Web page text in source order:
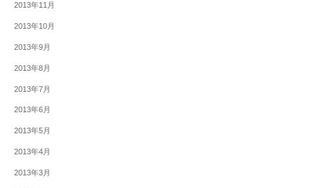
2013年11月
2013年10月
2013年9月
2013年8月
2013年7月
2013年6月
2013年5月
2013年4月
2013年3月